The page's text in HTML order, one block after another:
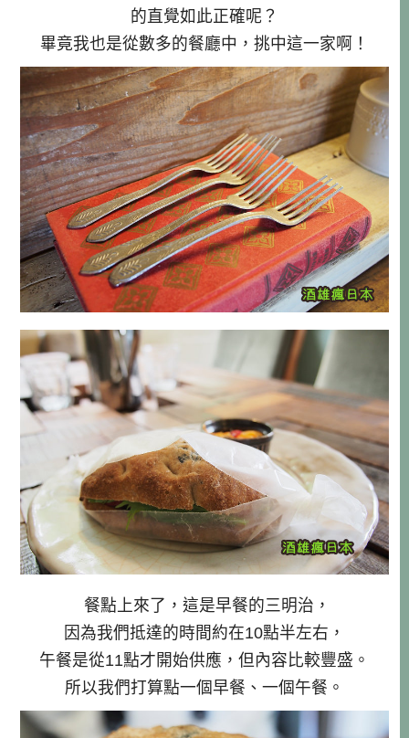
的直覺如此正確呢？
畢竟我也是從數多的餐廳中，挑中這一家啊！
餐點上來了，這是早餐的三明治，
因為我們抵達的時間約在10點半左右，
午餐是從11點才開始供應，但內容比較豐盛。
所以我們打算點一個早餐、一個午餐。